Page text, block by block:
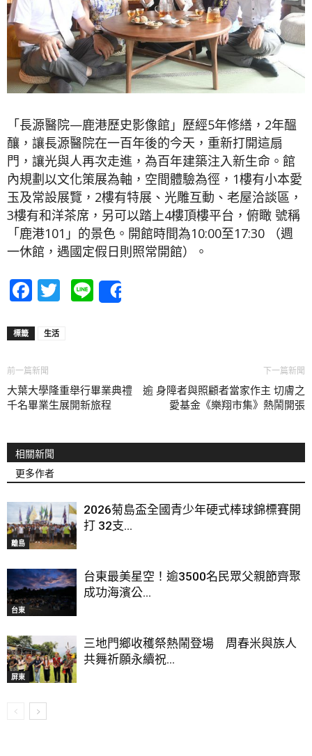
「長源醫院—鹿港歷史影像館」歷經5年修繕，2年醞
釀，讓長源醫院在一百年後的今天，重新打開這扇
門，讓光與人再次走進，為百年建築注入新生命。館
內規劃以文化策展為軸，空間體驗為徑，1樓有小本愛
玉及常設展覽，2樓有特展、光雕互動、老屋洽談區，
3樓有和洋茶席，另可以踏上4樓頂樓平台，俯瞰 號稱
「鹿港101」的景色。開館時間為10:00至17:30 （週
一休館，遇國定假日則照常開館）。
Facebook
Twitter
Line
標籤 生活
前一篇新聞
大葉大學隆重舉行畢業典禮 逾
千名畢業生展開新旅程
下一篇新聞
身障者與照顧者當家作主 切膚之
愛基金《樂翔市集》熱鬧開張
相關新聞
更多作者
離島
2026菊島盃全國青少年硬式棒球錦標賽開
打 32支...
台東
台東最美星空！逾3500名民眾父親節齊聚
成功海濱公...
屏東
三地門鄉收穫祭熱鬧登場 周春米與族人
共舞祈願永續祝...